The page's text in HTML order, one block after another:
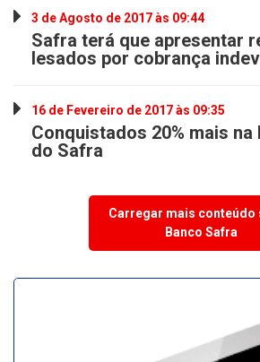
3 de Agosto de 2017 às 09:44
Safra terá que apresentar
lesados por cobrança
16 de Fevereiro de 2017 às 09:35
Conquistados 20% mais na
do Safra
Carregar mais conteúdo
Banco Safra